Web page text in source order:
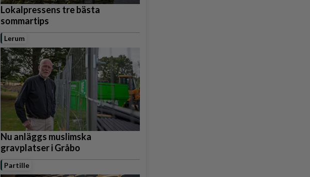
Lokalpressens tre bästa
sommartips
Lerum
Nu anläggs muslimska
gravplatser i Gråbo
Partille